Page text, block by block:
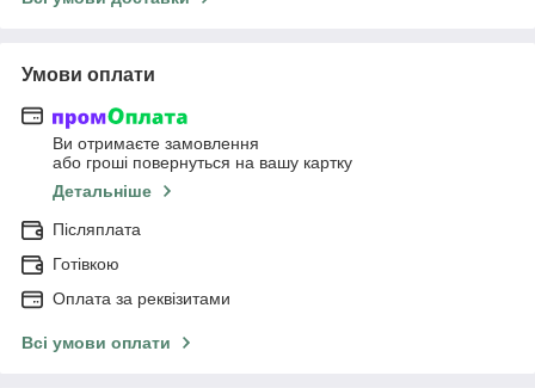
Умови оплати
Ви отримаєте замовлення
або гроші повернуться на вашу картку
Детальніше
Післяплата
Готівкою
Оплата за реквізитами
Всі умови оплати